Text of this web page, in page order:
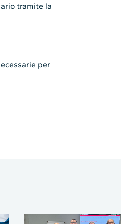
tramite la
per